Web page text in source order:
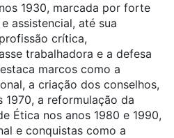
1930, marcada por forte
assistencial, até sua
crítica,
trabalhadora e a defesa
marcos como a
a criação dos conselhos,
a reformulação da
Ética nos anos 1980 e 1990,
e conquistas como a